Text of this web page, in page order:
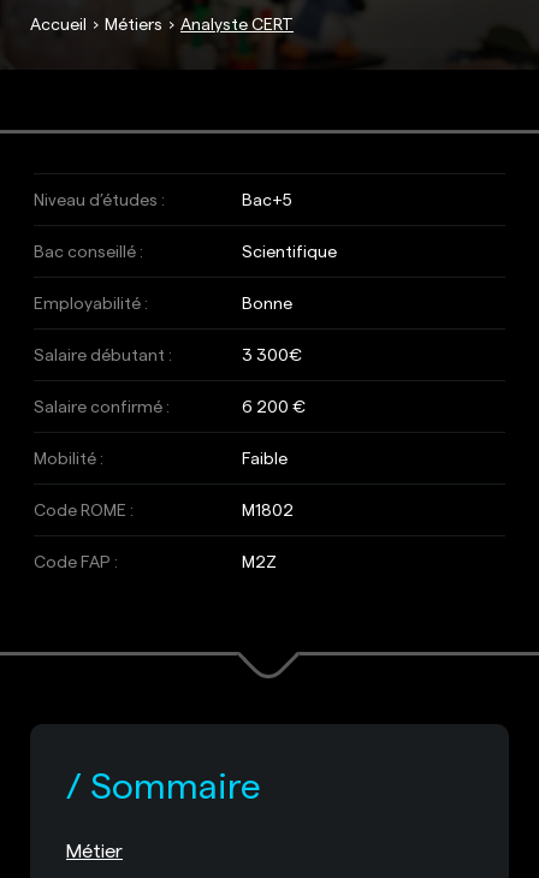
Accueil Métiers Analyste CERT
Niveau d’études : Bac+5
Bac conseillé : Scientifique
Employabilité : Bonne
Salaire débutant : 3 300€
Salaire confirmé : 6 200 €
Mobilité : Faible
Code ROME : M1802
Code FAP : M2Z
Sommaire
Métier